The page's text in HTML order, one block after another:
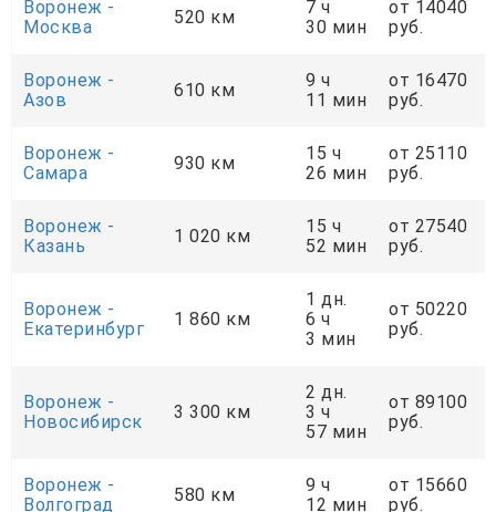
Воронеж -
Москва
520 км
7 ч
30 мин
от 14040
руб.
Воронеж -
Азов
610 км
9 ч
11 мин
от 16470
руб.
Воронеж -
Самара
930 км
15 ч
26 мин
от 25110
руб.
Воронеж -
Казань
1 020 км
15 ч
52 мин
от 27540
руб.
Воронеж -
Екатеринбург
1 860 км
1 дн.
6 ч
3 мин
от 50220
руб.
Воронеж -
Новосибирск
3 300 км
2 дн.
3 ч
57 мин
от 89100
руб.
Воронеж -
Волгоград
580 км
9 ч
12 мин
от 15660
руб.